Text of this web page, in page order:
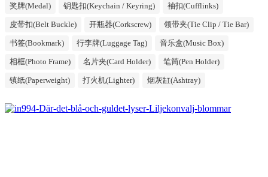
奖牌(Medal) 钥匙扣(Keychain / Keyring) 袖扣(Cufflinks)
皮带扣(Belt Buckle) 开瓶器(Corkscrew) 领带夹(Tie Clip / Tie Bar)
书签(Bookmark) 行李牌(Luggage Tag) 音乐盒(Music Box)
相框(Photo Frame) 名片夹(Card Holder) 笔筒(Pen Holder)
镇纸(Paperweight) 打火机(Lighter) 烟灰缸(Ashtray)